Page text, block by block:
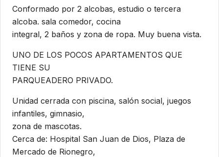
Conformado por 2 alcobas, estudio o tercera
alcoba. sala comedor, cocina
integral, 2 baños y zona de ropa. Muy buena vista.
UNO DE LOS POCOS APARTAMENTOS QUE
TIENE SU
PARQUEADERO PRIVADO.
Unidad cerrada con piscina, salón social, juegos
infantiles, gimnasio,
zona de mascotas.
Cerca de: Hospital San Juan de Dios, Plaza de
Mercado de Rionegro,